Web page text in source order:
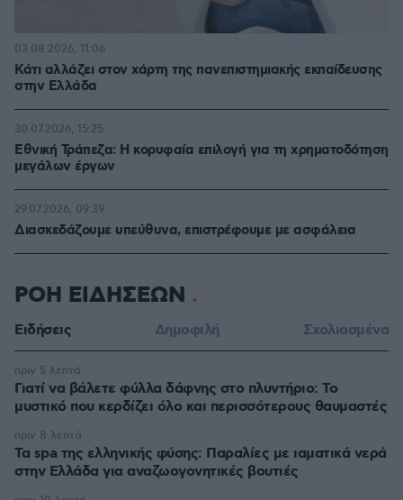
Κάτι αλλάζει στον χάρτη της πανεπιστημιακής εκπαίδευσης
στην Ελλάδα
03.08.2026, 11:06
Εθνική Τράπεζα: Η κορυφαία επιλογή για τη χρηματοδότηση
μεγάλων έργων
30.07.2026, 15:25
Διασκεδάζουμε υπεύθυνα, επιστρέφουμε με ασφάλεια
29.07.2026, 09:39
ΡΟΗ ΕΙΔΗΣΕΩΝ
Ειδήσεις Δημοφιλή Σχολιασμένα
Γιατί να βάλετε φύλλα δάφνης στο πλυντήριο: Το
μυστικό που κερδίζει όλο και περισσότερους θαυμαστές
πριν 5 λεπτά
Τα spa της ελληνικής φύσης: Παραλίες με ιαματικά νερά
στην Ελλάδα για αναζωογονητικές βουτιές
πριν 8 λεπτά